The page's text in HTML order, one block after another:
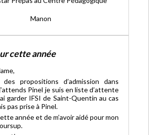
Manon
cette année
propositions d’admission dans
Pinel je suis en liste d’attente
garder IFSI de Saint-Quentin au cas
pas prise à Pinel.
année et de m’avoir aidé pour mon